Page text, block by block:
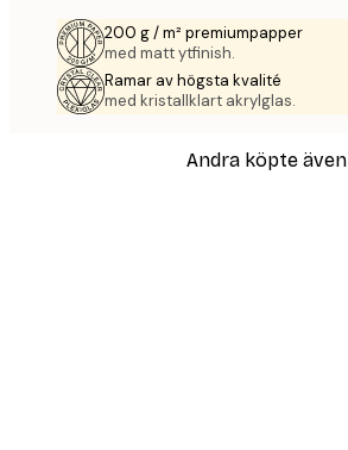
200 g / m² premiumpapper
med matt ytfinish.
Ramar av högsta kvalité
med kristallklart akrylglas.
Andra köpte även